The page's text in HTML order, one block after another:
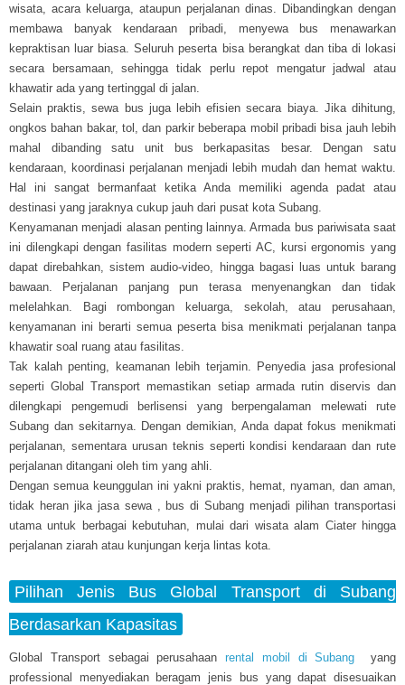
wisata, acara keluarga, ataupun perjalanan dinas. Dibandingkan dengan
membawa banyak kendaraan pribadi, menyewa bus menawarkan
kepraktisan luar biasa. Seluruh peserta bisa berangkat dan tiba di lokasi
secara bersamaan, sehingga tidak perlu repot mengatur jadwal atau
khawatir ada yang tertinggal di jalan.
Selain praktis, sewa bus juga lebih efisien secara biaya. Jika dihitung,
ongkos bahan bakar, tol, dan parkir beberapa mobil pribadi bisa jauh lebih
mahal dibanding satu unit bus berkapasitas besar. Dengan satu
kendaraan, koordinasi perjalanan menjadi lebih mudah dan hemat waktu.
Hal ini sangat bermanfaat ketika Anda memiliki agenda padat atau
destinasi yang jaraknya cukup jauh dari pusat kota Subang.
Kenyamanan menjadi alasan penting lainnya. Armada bus pariwisata saat
ini dilengkapi dengan fasilitas modern seperti AC, kursi ergonomis yang
dapat direbahkan, sistem audio-video, hingga bagasi luas untuk barang
bawaan. Perjalanan panjang pun terasa menyenangkan dan tidak
melelahkan. Bagi rombongan keluarga, sekolah, atau perusahaan,
kenyamanan ini berarti semua peserta bisa menikmati perjalanan tanpa
khawatir soal ruang atau fasilitas.
Tak kalah penting, keamanan lebih terjamin. Penyedia jasa profesional
seperti Global Transport memastikan setiap armada rutin diservis dan
dilengkapi pengemudi berlisensi yang berpengalaman melewati rute
Subang dan sekitarnya. Dengan demikian, Anda dapat fokus menikmati
perjalanan, sementara urusan teknis seperti kondisi kendaraan dan rute
perjalanan ditangani oleh tim yang ahli.
Dengan semua keunggulan ini yakni praktis, hemat, nyaman, dan aman,
tidak heran jika jasa sewa , bus di Subang menjadi pilihan transportasi
utama untuk berbagai kebutuhan, mulai dari wisata alam Ciater hingga
perjalanan ziarah atau kunjungan kerja lintas kota.
Pilihan Jenis Bus Global Transport di Subang
Berdasarkan Kapasitas
Global Transport sebagai perusahaanrental mobil di Subang
yang
professional menyediakan beragam jenis bus yang dapat disesuaikan